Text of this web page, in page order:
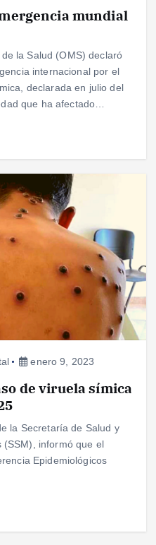
mundial
la Salud (OMS) declaró
internacional por el
declarada en julio del
que ha afectado…
enero 9, 2023
de viruela símica
la Secretaría de Salud y
(SSM), informó que el
Epidemiológicos